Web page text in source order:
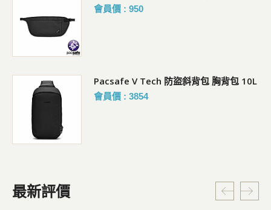
會員價 : 950
Pacsafe V Tech 防盜斜背包 胸背包 10L
會員價 : 3854
最新評價